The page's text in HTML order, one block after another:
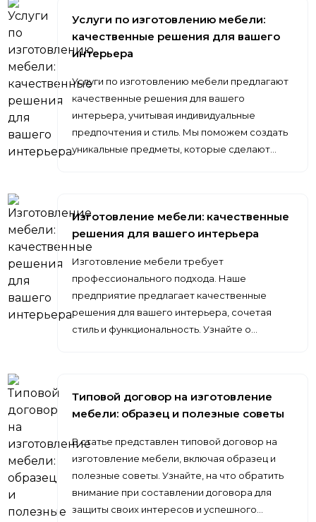
Услуги по изготовлению мебели:
качественные решения для вашего
интерьера
Услуги по изготовлению мебели предлагают
качественные решения для вашего
интерьера, учитывая индивидуальные
предпочтения и стиль. Мы поможем создать
уникальные предметы, которые сделают…
Изготовление мебели: качественные
решения для вашего интерьера
Изготовление мебели требует
профессионального подхода. Наше
предприятие предлагает качественные
решения для вашего интерьера, сочетая
стиль и функциональность. Узнайте о…
Типовой договор на изготовление
мебели: образец и полезные советы
В статье представлен типовой договор на
изготовление мебели, включая образец и
полезные советы. Узнайте, на что обратить
внимание при составлении договора для
защиты своих интересов и успешного…